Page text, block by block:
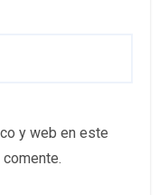
y web en este